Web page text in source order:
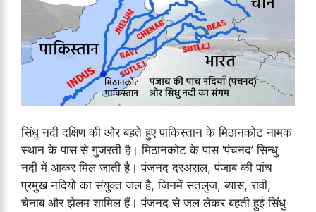
सिंधु नदी दक्षिण की ओर बहते हुए पाकिस्तान के मिठानकोट नामक
स्थान के पास से गुजरती है। मिठानकोट के पास ‘पंचनद’ सिन्धु
नदी में आकर मिल जाती है। पंजनद दरअसल, पंजाब की पांच
प्रमुख नदियों का संयुक्त जल है, जिनमें सतलुज, ब्यास, रावी,
चेनाब और झेलम शामिल हैं। पंजनद से जल लेकर बहती हुई सिंधु